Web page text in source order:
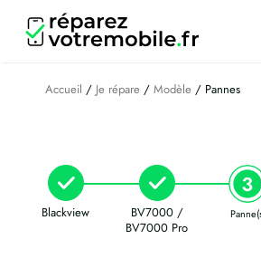
contenu
Accueil / Je répare / Modèle / Pannes
Blackview
BV7000 /
BV7000 Pro